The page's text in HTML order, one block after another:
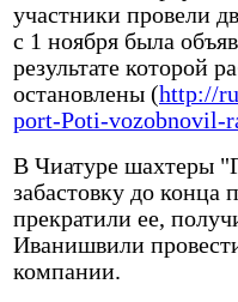
участники провели
с 1 ноября была
результате которой
остановлены (http://
port-Poti-vozobnovil-
В Чиатуре шахтеры
забастовку до конца
прекратили ее,
Иванишвили
компании.